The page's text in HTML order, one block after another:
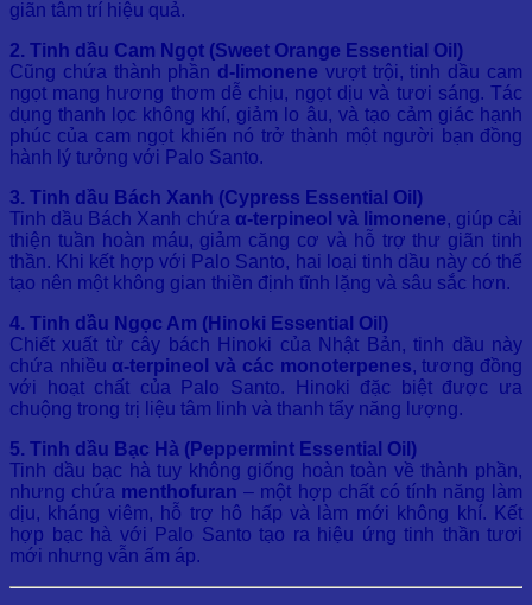
giãn tâm trí hiệu quả.
2. Tinh dầu Cam Ngọt (Sweet Orange Essential Oil)
Cũng chứa thành phần d-limonene vượt trội, tinh dầu cam
ngọt mang hương thơm dễ chịu, ngọt dịu và tươi sáng. Tác
dụng thanh lọc không khí, giảm lo âu, và tạo cảm giác hạnh
phúc của cam ngọt khiến nó trở thành một người bạn đồng
hành lý tưởng với Palo Santo.
3. Tinh dầu Bách Xanh (Cypress Essential Oil)
Tinh dầu Bách Xanh chứa α-terpineol và limonene, giúp cải
thiện tuần hoàn máu, giảm căng cơ và hỗ trợ thư giãn tinh
thần. Khi kết hợp với Palo Santo, hai loại tinh dầu này có thể
tạo nên một không gian thiền định tĩnh lặng và sâu sắc hơn.
4. Tinh dầu Ngọc Am (Hinoki Essential Oil)
Chiết xuất từ cây bách Hinoki của Nhật Bản, tinh dầu này
chứa nhiều α-terpineol và các monoterpenes, tương đồng
với hoạt chất của Palo Santo. Hinoki đặc biệt được ưa
chuộng trong trị liệu tâm linh và thanh tẩy năng lượng.
5. Tinh dầu Bạc Hà (Peppermint Essential Oil)
Tinh dầu bạc hà tuy không giống hoàn toàn về thành phần,
nhưng chứa menthofuran – một hợp chất có tính năng làm
dịu, kháng viêm, hỗ trợ hô hấp và làm mới không khí. Kết
hợp bạc hà với Palo Santo tạo ra hiệu ứng tinh thần tươi
mới nhưng vẫn ấm áp.